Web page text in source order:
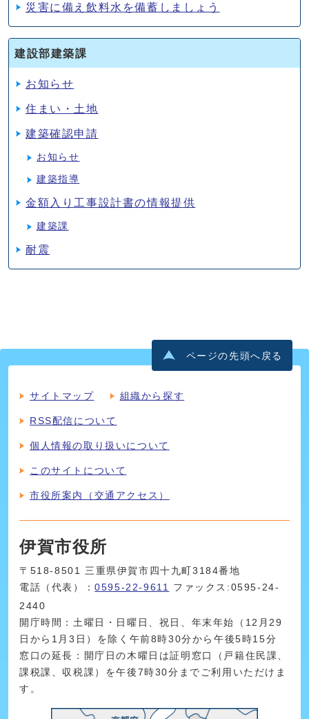
災害に備え飲料水を備蓄しましょう
建設部建築課
お知らせ
住まい・土地
建築確認申請
お知らせ
建築指導
金額入り工事設計書の情報提供
建築課
耐震
ページの先頭へ戻る
サイトマップ 組織から探す
RSS配信について
個人情報の取り扱いについて
このサイトについて
市役所案内（交通アクセス）
伊賀市役所
〒518-8501 三重県伊賀市四十九町3184番地
電話（代表）：0595-22-9611
ファックス:0595-24-
2440
開庁時間：土曜日・日曜日、祝日、年末年始（12月29
日から1月3日）を除く午前8時30分から午後5時15分
窓口の延長：開庁日の木曜日は証明窓口（戸籍住民課、
課税課、収税課）を午後7時30分までご利用いただけま
す。